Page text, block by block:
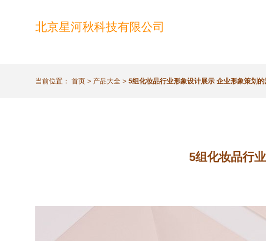
北京星河秋科技有限公司
当前位置： 首页 > 产品大全 > 5组化妆品行业形象设计展示 企业形象策划
5组化妆品行